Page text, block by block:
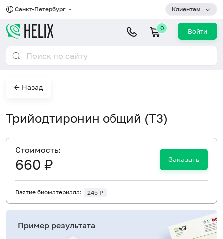
Санкт-Петербург Клиентам
0 Войти
← Назад
Трийодтиронин общий (Т3)
Cтоимость:
660 ₽ Заказать
Взятие биоматериала: 245 ₽
Пример результата